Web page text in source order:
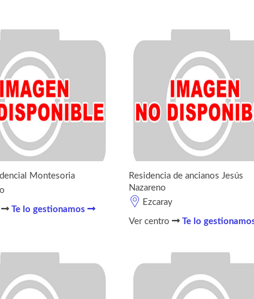
Montesoria
Te lo gestionamos
Residencia de ancianos Jesús
Nazareno
Ezcaray
Ver centro Te lo